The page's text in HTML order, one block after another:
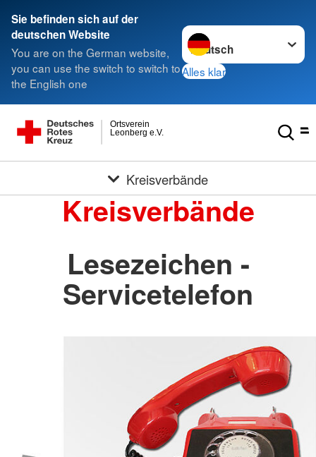
Sie befinden sich auf der
deutschen Website
You are on the German website,
you can use the switch to switch to
the English one
Sprache wechseln zu
Alles klar
Leonberg e.V.
Ortsverein
Kreisverbände
Kreisverbände
Lesezeichen -
Servicetelefon